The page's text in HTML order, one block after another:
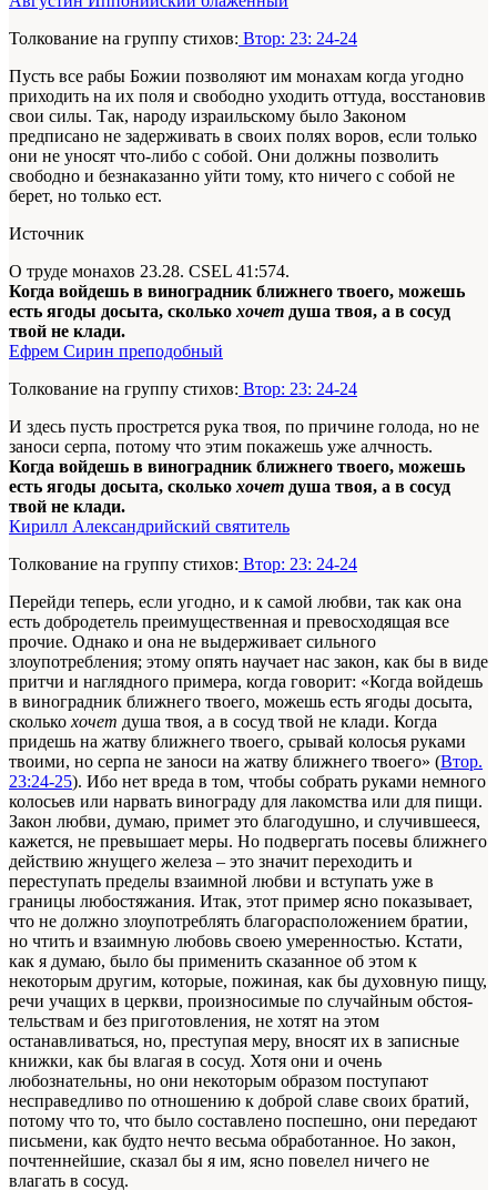
Толкование на группу стихов: Втор: 23: 24-24
Пусть все рабы Божии позволяют им монахам когда угодно
приходить на их поля и свободно уходить оттуда, восстановив
свои силы. Так, народу израильскому было Законом
предписано не задерживать в своих полях воров, если только
они не уносят что-либо с собой. Они должны позволить
свободно и безнаказанно уйти тому, кто ничего с собой не
берет, но только ест.
Источник
О труде монахов 23.28. CSEL 41:574.
Когда войдешь в виноградник ближнего твоего, можешь
есть ягоды досыта, сколько хочет душа твоя, а в сосуд
твой не клади.
Ефрем Сирин преподобный
Толкование на группу стихов: Втор: 23: 24-24
И здесь пусть прострется рука твоя, по причине голода, но не
заноси серпа, потому что этим покажешь уже алчность.
Когда войдешь в виноградник ближнего твоего, можешь
есть ягоды досыта, сколько хочет душа твоя, а в сосуд
твой не клади.
Кирилл Александрийский святитель
Толкование на группу стихов: Втор: 23: 24-24
Перейди теперь, если угодно, и к самой любви, так как она
есть добродетель преимущественная и превосходящая все
прочие. Однако и она не выдерживает сильного
злоупотребления; этому опять научает нас закон, как бы в виде
притчи и наглядного примера, когда говорит: «Когда войдешь
в виноградник ближнего твоего, можешь есть ягоды досыта,
сколько хочет душа твоя, а в сосуд твой не клади. Когда
придешь на жатву ближнего твоего, срывай колосья руками
твоими, но серпа не заноси на жатву ближнего твоего» (Втор.
23:24-25). Ибо нет вреда в том, чтобы собрать руками немного
колосьев или нарвать винограду для лакомства или для пищи.
Закон любви, думаю, примет это благодушно, и случившееся,
кажется, не превышает меры. Но подвергать посевы ближнего
действию жнущего железа – это значит переходить и
переступать пределы взаимной любви и вступать уже в
границы любостяжания. Итак, этот пример ясно показывает,
что не должно злоупотреблять благорасположением братии,
но чтить и взаимную любовь своею умеренностью. Кстати,
как я думаю, было бы применить сказанное об этом к
некоторым другим, которые, пожиная, как бы духовную пищу,
речи учащих в церкви, произносимые по случайным обстоя-
тельствам и без приготовления, не хотят на этом
останавливаться, но, преступая меру, вносят их в записные
книжки, как бы влагая в сосуд. Хотя они и очень
любознательны, но они некоторым образом поступают
несправедливо по отношению к доброй славе своих братий,
потому что то, что было составлено поспешно, они передают
письмени, как будто нечто весьма обработанное. Но закон,
почтеннейшие, сказал бы я им, ясно повелел ничего не
влагать в сосуд.